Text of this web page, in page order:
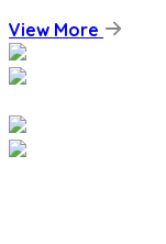
View More